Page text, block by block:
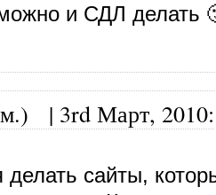
и СДЛ делать
| 3rd Март, 2010:
делать сайты,